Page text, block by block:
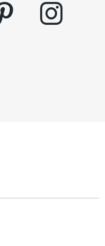
instagram